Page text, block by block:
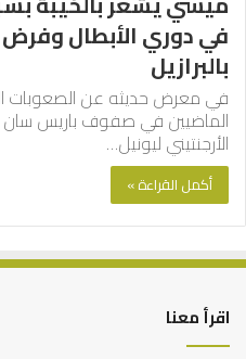
في دوري الأبطال وفرض
بالبرازيل
في معرض حديثه عن الصعوبات
الماضيين في صفوف باريس سان
الأرجنتيني ليونيل…
أكمل القراءة »
اقرأ معنا